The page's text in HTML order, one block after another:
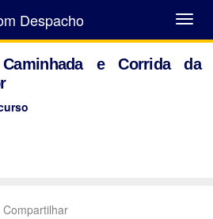
Abrir
Menu
Despacho
e Corrida da
Compartilhar